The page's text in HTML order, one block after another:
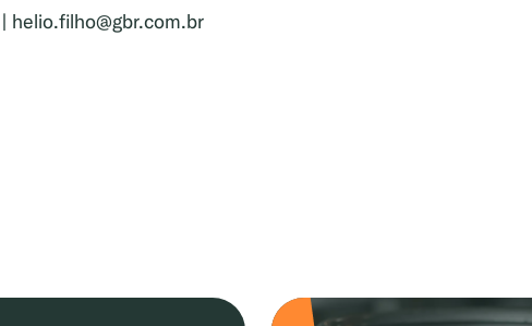
helio.filho@gbr.com.br